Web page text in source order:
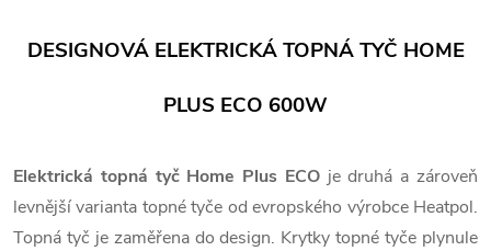
DESIGNOVÁ ELEKTRICKÁ TOPNÁ TYČ HOME
PLUS ECO 600W
Elektrická topná tyč Home Plus ECOje druhá a zároveň
levnější varianta topné tyče od evropského výrobce Heatpol.
Topná tyč je zaměřena do design. Krytky topné tyče plynule